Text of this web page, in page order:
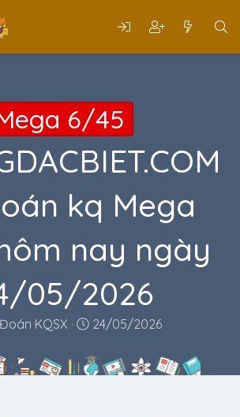
6/45
kq Mega
nay ngày
05/2026
KQSX
N
à
y
24/05/2026